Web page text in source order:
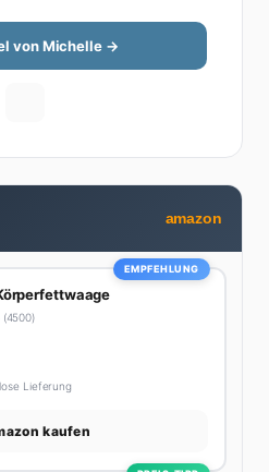
dass sie jeder
dafür mit konkreten
Von ETF-Strategien über
Hut bekommt. Privat ist sie
(3+ Tassen am Tag,
und verbringt ihre
in der Natur oder auf dem
von Michelle →
amazon
EMPFEHLUNG
(4500)
Lieferung
kaufen